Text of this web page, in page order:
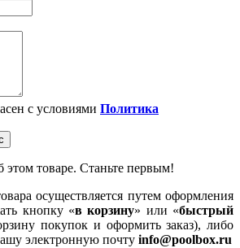
с условиями Политика
этом товаре. Станьте первым!
осуществляется путем оформления
кнопку «в корзину» или «быстрый
покупок и оформить заказ), либо
электронную почту info@poolbox.ru